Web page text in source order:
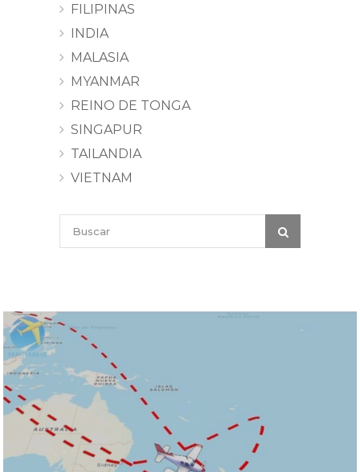
FILIPINAS
INDIA
MALASIA
MYANMAR
REINO DE TONGA
SINGAPUR
TAILANDIA
VIETNAM